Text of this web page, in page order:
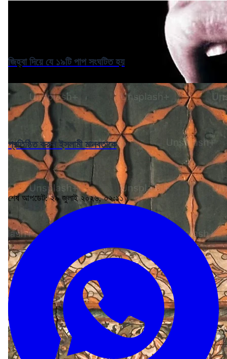
জিহ্বা দিয়ে যে ১৯টি পাপ সংঘটিত হয়
প্রতিষ্ঠিত করুন ইসলামী মানবতাকে
শেষ আপডেট: ২৯ জুলাই ২০২৬, ০২:১১